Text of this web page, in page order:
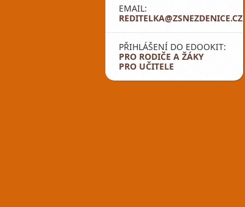
EMAIL:
REDITELKA@ZSNEZDENICE.CZ
PŘIHLÁŠENÍ DO EDOOKIT:
PRO RODIČE A ŽÁKY
PRO UČITELE